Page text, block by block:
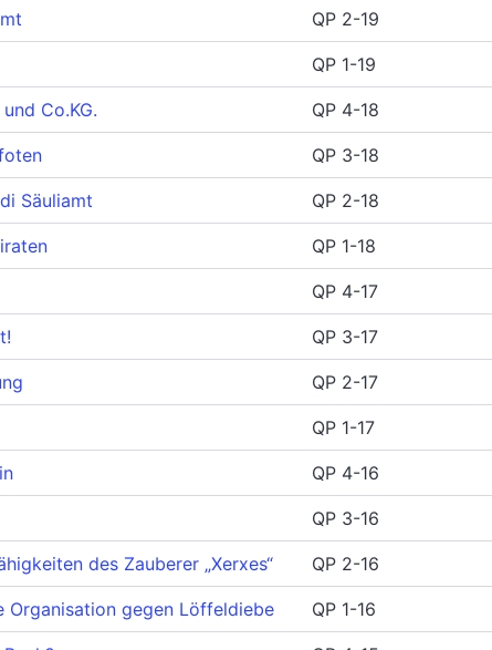
QP 2-19
QP 1-19
Co.KG. QP 4-18
QP 3-18
Säuliamt QP 2-18
QP 1-18
QP 4-17
QP 3-17
QP 2-17
QP 1-17
QP 4-16
QP 3-16
des Zauberer „Xerxes“ QP 2-16
Organisation gegen Löffeldiebe QP 1-16